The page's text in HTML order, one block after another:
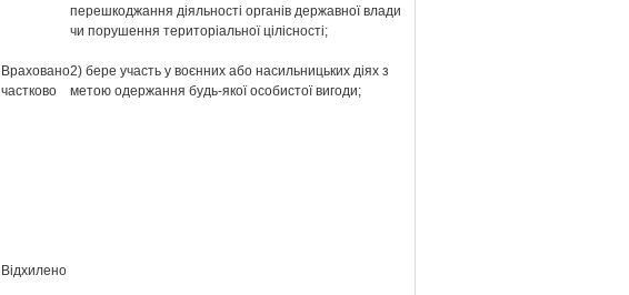
перешкоджання діяльності органів державної влади
чи порушення територіальної цілісності;
Враховано
частково
2) бере участь у воєнних або насильницьких діях з
метою одержання будь-якої особистої вигоди;
Відхилено